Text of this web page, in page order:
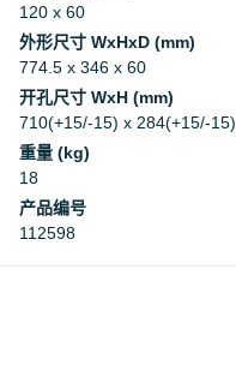
120 x 60
外形尺寸 WxHxD (mm)
774.5 x 346 x 60
开孔尺寸 WxH (mm)
710(+15/-15) x 284(+15/-15)
重量 (kg)
18
产品编号
112598